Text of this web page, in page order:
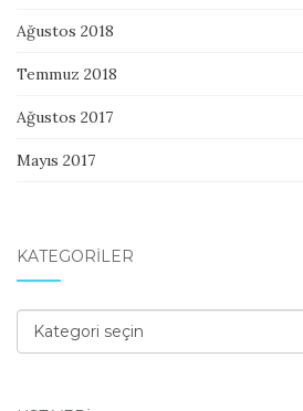
Ağustos 2018
Temmuz 2018
Ağustos 2017
Mayıs 2017
KATEGORILER
Kategoriler